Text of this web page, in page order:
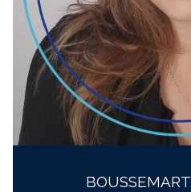
BOUSSEMART